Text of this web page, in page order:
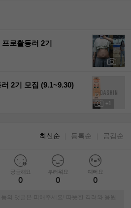
로활동러 2기
+1
2기 모집 (9.1~9.30)
최신순 등록순 공감순
궁금해요
0
부러워요
0
예뻐요
0
의 댓글은 피해주세요! 따뜻한 격려와 응원